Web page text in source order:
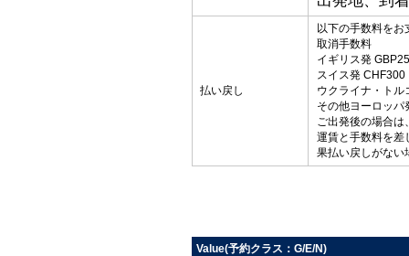
払い戻し
以下の手数料を
取消手数料
イギリス発
スイス発 CHF300
ウクライナ・トル
その他ヨーロッパ
ご出発後の場合は
運賃と手数料を差
果払い戻しがない
Value(予約クラス：G/E/N)